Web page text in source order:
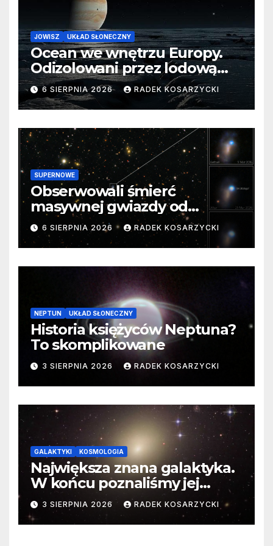
JOWISZ UKŁAD SŁONECZNY
Ocean we wnętrzu Europy.
Odizolowani przez lodową
barierę
6 SIERPNIA 2026 RADEK KOSARZYCKI
SUPERNOWE
Obserwowali śmierć
masywnej gwiazdy od
samego początku. Niezwykle
cenne dane
6 SIERPNIA 2026 RADEK KOSARZYCKI
NEPTUN UKŁAD SŁONECZNY
Historia księżyców Neptuna?
To skomplikowane
3 SIERPNIA 2026 RADEK KOSARZYCKI
GALAKTYKI KOSMOLOGIA
Największa znana galaktyka.
W końcu poznaliśmy jej
faktyczne wymiary
3 SIERPNIA 2026 RADEK KOSARZYCKI